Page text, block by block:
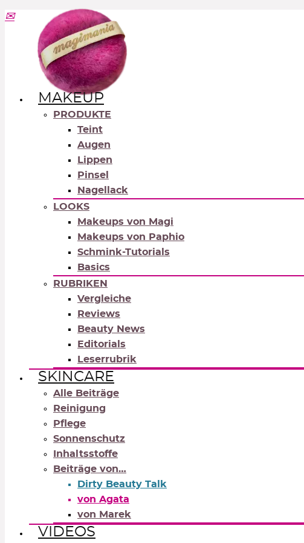
MAKEUP
PRODUKTE
Teint
Augen
Lippen
Pinsel
Nagellack
LOOKS
Makeups von Magi
Makeups von Paphio
Schmink-Tutorials
Basics
RUBRIKEN
Vergleiche
Reviews
Beauty News
Editorials
Leserrubrik
SKINCARE
Alle Beiträge
Reinigung
Pflege
Sonnenschutz
Inhaltsstoffe
Beiträge von…
Dirty Beauty Talk
von Agata
von Marek
VIDEOS